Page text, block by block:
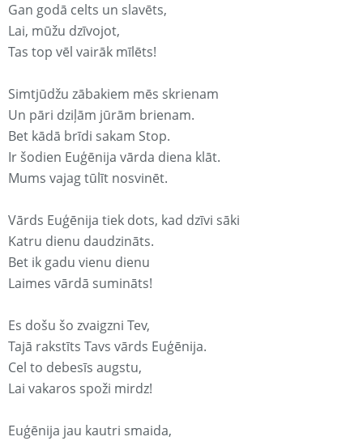
Gan godā celts un slavēts,
Lai, mūžu dzīvojot,
Tas top vēl vairāk mīlēts!
Simtjūdžu zābakiem mēs skrienam
Un pāri dziļām jūrām brienam.
Bet kādā brīdi sakam Stop.
Ir šodien Euģēnija vārda diena klāt.
Mums vajag tūlīt nosvinēt.
Vārds Euģēnija tiek dots, kad dzīvi sāki
Katru dienu daudzināts.
Bet ik gadu vienu dienu
Laimes vārdā sumināts!
Es došu šo zvaigzni Tev,
Tajā rakstīts Tavs vārds Euģēnija.
Cel to debesīs augstu,
Lai vakaros spoži mirdz!
Euģēnija jau kautri smaida,